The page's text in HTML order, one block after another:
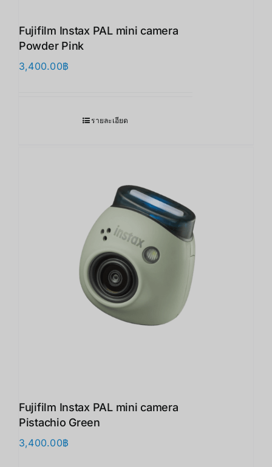
Fujifilm Instax PAL mini camera
Powder Pink
3,400.00฿
รายละเอียด
Fujifilm Instax PAL mini camera
Pistachio Green
3,400.00฿